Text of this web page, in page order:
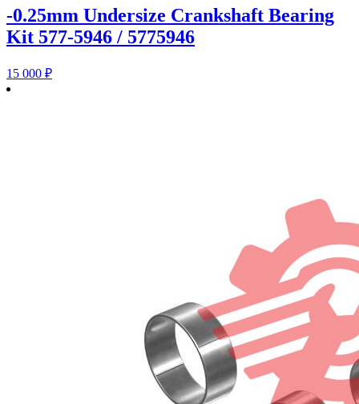
-0.25mm Undersize Crankshaft Bearing
Kit 577-5946 / 5775946
15 000 ₽